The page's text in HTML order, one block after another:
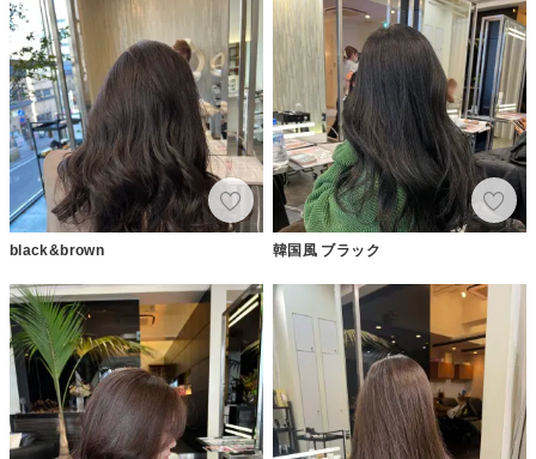
black&brown 韓国風 ブラック